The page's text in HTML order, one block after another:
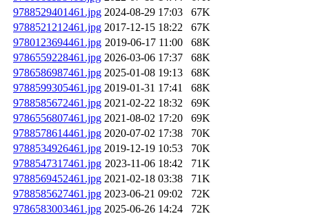
9788529401461.jpg 2024-08-29 17:03
67K
9788521212461.jpg 2017-12-15 18:22
67K
9780123694461.jpg 2019-06-17 11:00
68K
9786559228461.jpg 2026-03-06 17:37
68K
9786586987461.jpg 2025-01-08 19:13
68K
9788599305461.jpg 2019-01-31 17:41
68K
9788585672461.jpg 2021-02-22 18:32
69K
9786556807461.jpg 2021-08-02 17:20
69K
9788578614461.jpg 2020-07-02 17:38
70K
9788534926461.jpg 2019-12-19 10:53
70K
9788547317461.jpg 2023-11-06 18:42
71K
9788569452461.jpg 2021-02-18 03:38
71K
9788585627461.jpg 2023-06-21 09:02
72K
9786583003461.jpg 2025-06-26 14:24
72K